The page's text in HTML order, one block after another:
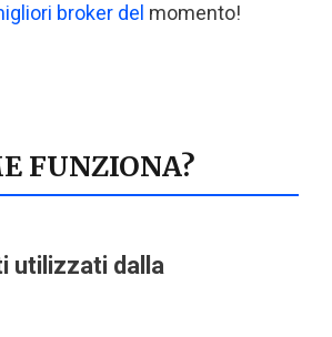
broker del momento!
FUNZIONA?
utilizzati dalla